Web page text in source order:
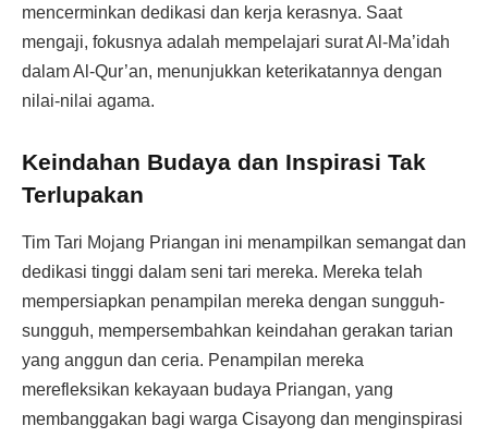
mencerminkan dedikasi dan kerja kerasnya. Saat
mengaji, fokusnya adalah mempelajari surat Al-Ma’idah
dalam Al-Qur’an, menunjukkan keterikatannya dengan
nilai-nilai agama.
Keindahan Budaya dan Inspirasi Tak
Terlupakan
Tim Tari Mojang Priangan ini menampilkan semangat dan
dedikasi tinggi dalam seni tari mereka. Mereka telah
mempersiapkan penampilan mereka dengan sungguh-
sungguh, mempersembahkan keindahan gerakan tarian
yang anggun dan ceria. Penampilan mereka
merefleksikan kekayaan budaya Priangan, yang
membanggakan bagi warga Cisayong dan menginspirasi